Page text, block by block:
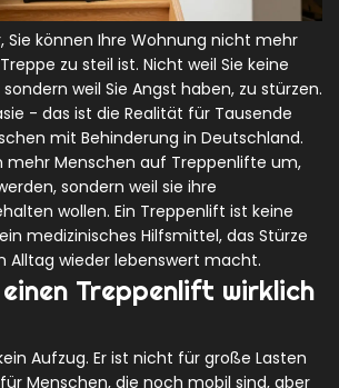
Sie können Ihre Wohnung nicht mehr
zu steil ist. Nicht weil Sie keine
weil Sie Angst haben, zu stürzen.
- das ist die Realität für Tausende
mit Behinderung in Deutschland.
mehr Menschen auf Treppenlifte um,
sondern weil sie ihre
wollen. Ein Treppenlift ist keine
medizinisches Hilfsmittel, das Stürze
Alltag wieder lebenswert macht.
Treppenlift wirklich
Aufzug. Er ist nicht für große Lasten
Menschen, die noch mobil sind, aber